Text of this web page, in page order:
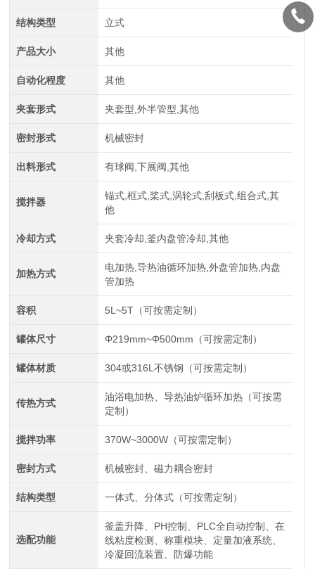
结构类型 立式
产品大小 其他
自动化程度 其他
夹套形式 夹套型,外半管型,其他
密封形式 机械密封
出料形式 有球阀,下展阀,其他
搅拌器
锚式,框式,桨式,涡轮式,刮板式,组合式,其
他
冷却方式 夹套冷却,釜内盘管冷却,其他
加热方式
电加热,导热油循环加热,外盘管加热,内盘
管加热
容积 5L~5T（可按需定制）
罐体尺寸 Φ219mm~Φ500mm（可按需定制）
罐体材质 304或316L不锈钢（可按需定制）
传热方式
油浴电加热、导热油炉循环加热（可按需
定制）
搅拌功率 370W~3000W（可按需定制）
密封方式 机械密封、磁力耦合密封
结构类型 一体式、分体式（可按需定制）
选配功能
釜盖升降、PH控制、PLC全自动控制、在
线粘度检测、称重模块、定量加液系统、
冷凝回流装置、防爆功能